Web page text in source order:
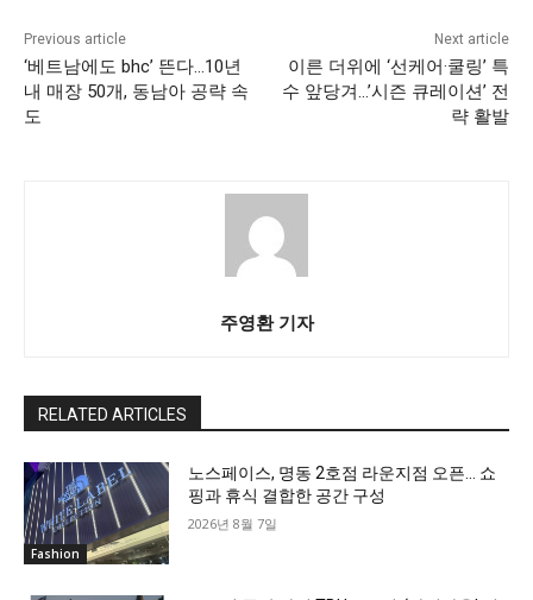
Previous article
‘베트남에도 bhc’ 뜬다…10년
내 매장 50개, 동남아 공략 속
도
Next article
이른 더위에 ‘선케어·쿨링’ 특
수 앞당겨…’시즌 큐레이션’ 전
략 활발
주영환 기자
RELATED ARTICLES
Fashion
노스페이스, 명동 2호점 라운지점 오픈… 쇼
핑과 휴식 결합한 공간 구성
2026년 8월 7일